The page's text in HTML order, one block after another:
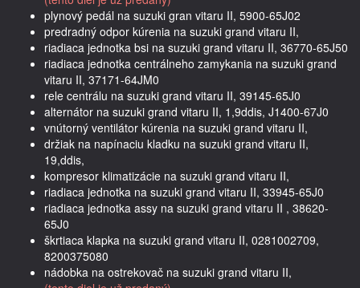
plynový pedál na suzuki gran vitaru II, 5900-65J02
predradný odpor kúrenia na suzuki grand vitaru II,
riadiaca jednotka bsi na suzuki grand vitaru II, 36770-65J50
riadiaca jednotka centrálneho zamykania na suzuki grand
vitaru II, 37171-64JM0
rele centrálu na suzuki grand vitaru II, 39145-65J0
alternátor na suzuki grand vitaru II, 1,9ddis, J1400-67J0
vnútorný ventilátor kúrenia na suzuki grand vitaru II,
držiak na napínaciu kladku na suzuki grand vitaru II,
19,ddis,
kompresor klimatizácie na suzuki grand vitaru II,
riadiaca jednotka na suzuki grand vitaru II, 33945-65J0
riadiaca jednotka assy na suzuki grand vitaru II , 38620-
65J0
škrtiaca klapka na suzuki grand vitaru II, 0281002709,
8200375080
nádobka na ostrekovač na suzuki grand vitaru II,